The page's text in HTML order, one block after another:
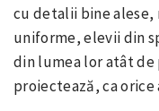
cu detalii bine alese,
uniforme, elevii din
din lumea lor atât
proiectează, ca